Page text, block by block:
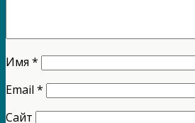
Имя *
Email *
Сайт